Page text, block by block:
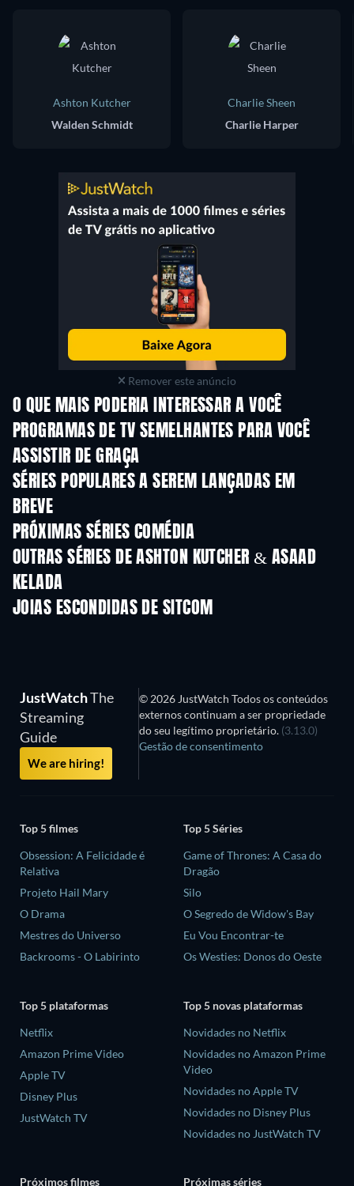
Ashton Kutcher
Walden Schmidt
Charlie Sheen
Charlie Harper
Remover este anúncio
O QUE MAIS PODERIA INTERESSAR A VOCÊ
Série Série
PROGRAMAS DE TV SEMELHANTES PARA VOCÊ
ASSISTIR DE GRAÇA
Série
SÉRIES POPULARES A SEREM LANÇADAS EM
BREVE
PRÓXIMAS SÉRIES COMÉDIA
Temporada 6 Temporada 2
OUTRAS SÉRIES DE ASHTON KUTCHER & ASAAD
KELADA
JOIAS ESCONDIDAS DE SITCOM
JustWatchThe
Streaming
Guide
We are hiring!
© 2026 JustWatch Todos os conteúdos
externos continuam a ser propriedade
do seu legítimo proprietário. (3.13.0)
Gestão de consentimento
Top 5 filmes
Obsession: A Felicidade é
Relativa
Projeto Hail Mary
O Drama
Mestres do Universo
Backrooms - O Labirinto
Top 5 Séries
Game of Thrones: A Casa do
Dragão
Silo
O Segredo de Widow's Bay
Eu Vou Encontrar-te
Os Westies: Donos do Oeste
Top 5 plataformas
Netflix
Amazon Prime Video
Apple TV
Disney Plus
JustWatch TV
Top 5 novas plataformas
Novidades no Netflix
Novidades no Amazon Prime
Video
Novidades no Apple TV
Novidades no Disney Plus
Novidades no JustWatch TV
Próximos filmes Próximas séries